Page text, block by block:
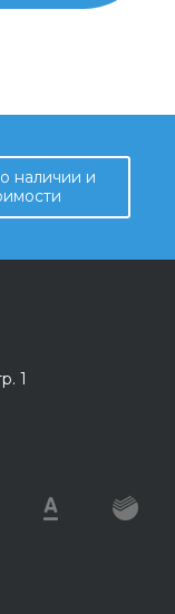
наличии и
1